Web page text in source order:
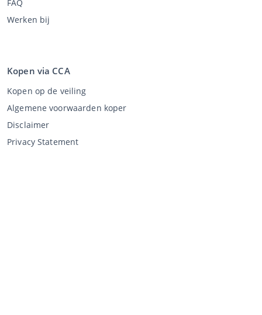
FAQ
Werken bij
Kopen via CCA
Kopen op de veiling
Algemene voorwaarden koper
Disclaimer
Privacy Statement